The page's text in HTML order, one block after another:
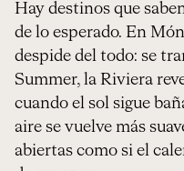
Hay destinos que
de lo esperado. En
despide del todo: se
Summer, la Riviera
cuando el sol sigue
aire se vuelve más
abiertas como si el